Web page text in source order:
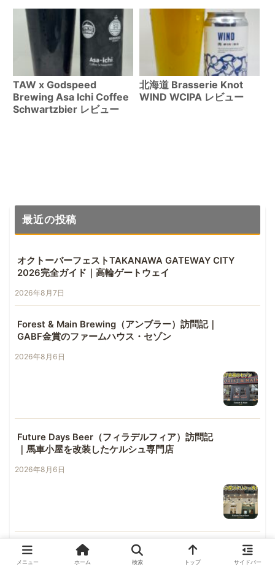
TAW x Godspeed
Brewing Asa Ichi Coffee
Schwartzbier レビュー
北海道 Brasserie Knot
WIND WCIPA レビュー
最近の投稿
オクトーバーフェストTAKANAWA GATEWAY CITY
2026完全ガイド｜高輪ゲートウェイ
2026年8月7日
Forest & Main Brewing（アンブラー）訪問記｜
GABF金賞のファームハウス・セゾン
2026年8月6日
Future Days Beer（フィラデルフィア）訪問記
｜馬車小屋を改装したケルシュ専門店
2026年8月6日
Tired Hands Brewing（アードモア）訪問記｜
ホッピーセゾンの名門ファームハウス
メニュー ホーム 検索 トップ サイドバー